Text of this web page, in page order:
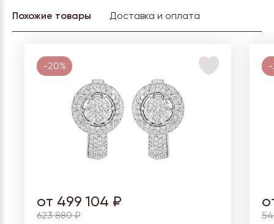
Похожие товары Доставка и оплата
-20%
от 499 104 ₽
623 880 ₽
-